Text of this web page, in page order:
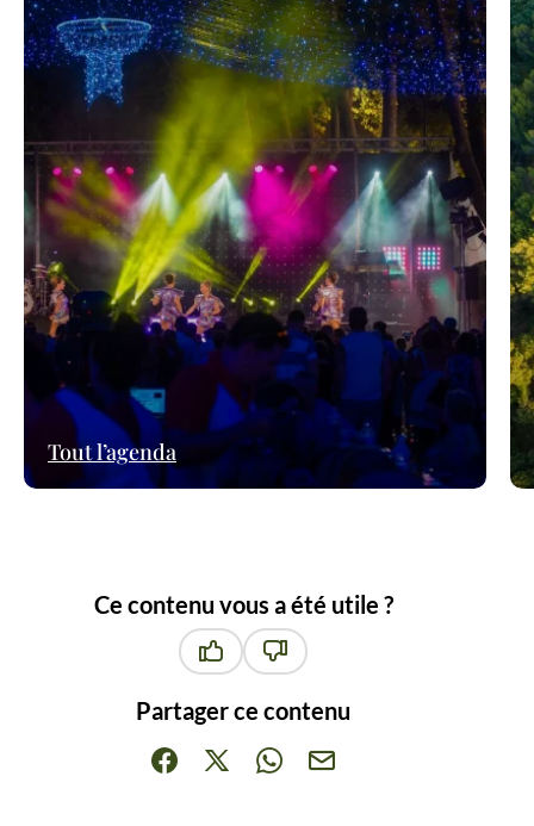
Tout l’agenda
Ce contenu vous a été utile ?
Partager ce contenu
Partager sur Facebook (nouvelle fenêtre)
Partager sur X / Twitter (nouvelle
Partager sur WhatsApp
Partager par mail